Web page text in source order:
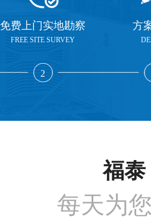
免费上门实地勘察
FREE SITE SURVEY
2
方
福泰
每天为